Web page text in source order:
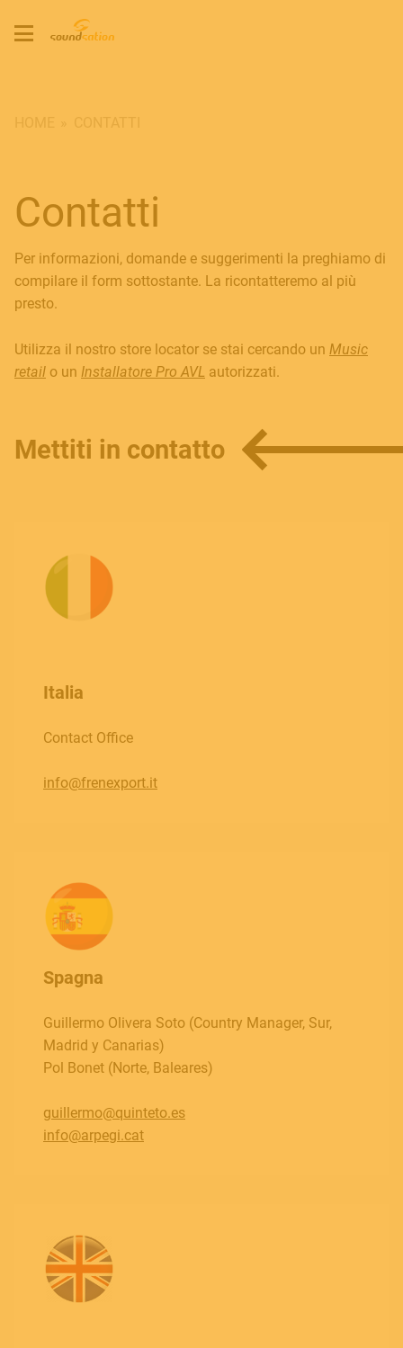
MUSICAL INSTRUMENTS
ACCESSORIES
Contatti
Per informazioni, domande e suggerimenti la preghiamo di
compilare il form sottostante. La ricontatteremo al più
presto.
Utilizza il nostro store locator se stai cercando un Music
retail o un Installatore Pro AVL autorizzati.
Mettiti in contatto
Italia
Contact Office
info@frenexport.it
Spagna
Guillermo Olivera Soto (Country Manager, Sur,
Madrid y Canarias)
Pol Bonet (Norte, Baleares)
guillermo@quinteto.es
info@arpegi.cat